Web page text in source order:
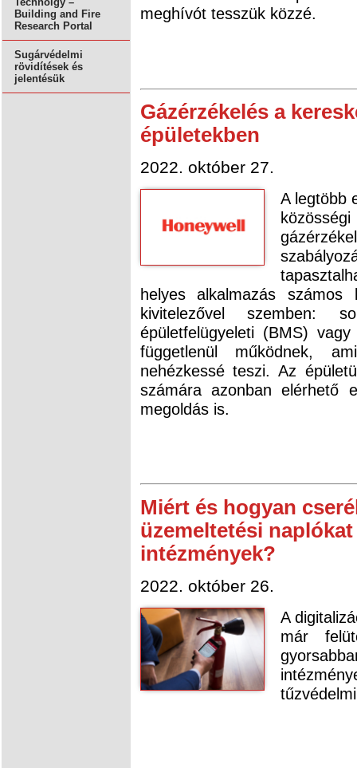
Building and Fire
Research Portal
Sugárvédelmi
rövidítések és
jelentésük
meghívót tesszük közzé.
Gázérzékelés a
épületekben
2022. október 27.
A legtöbb
helyes alkalmazás
kivitelezővel szemben:
épületfelügyeleti (BMS)
függetlenül működnek,
nehézkessé teszi. Az
számára azonban elérhető
megoldás is.
Miért és hogyan
üzemeltetési
intézmények?
2022. október 26.
A
már